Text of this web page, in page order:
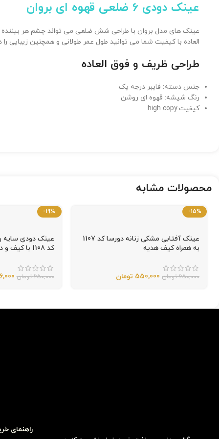
عینک دودی 6 ضلعی قهوه ای بروان
عینک های مدل بروان با طراحی شش ضلعی می تواند چشم هر بیننده
العاده با کیفیت شما می توانید طول عمر طولانی و همچنین زیبایی
طراحی ظریف و فوق العاده
جنس دسته: فایبر درجه یک
رنگ شیشه: قهوه ای روشن
کیفیت:high copy
محصولات مشابه
-15%
عینک آفتابی مشکی زنانه دورسا کد 1107
به همراه کیف هدیه
650,000 تومان 550,000 تومان
-19%
عینک دودی سایه
کد 1108 با کیف و دستمال اورجینال
650,000 تومان
راهنمای